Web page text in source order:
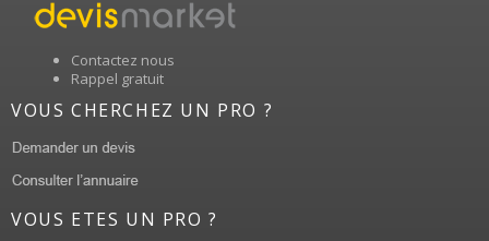
Contactez nous
Rappel gratuit
VOUS CHERCHEZ UN PRO ?
VOUS ETES UN PRO ?